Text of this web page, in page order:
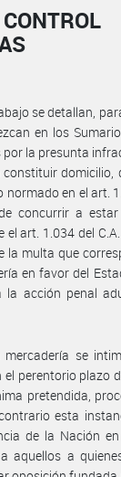
se detallan,
en los
la presunta
domicilio,
en el art.
concurrir a
art. 1.034 del
multa que
en favor del
la acción penal
se
perentorio plazo
pretendida,
esta
de la Nación
aquellos a